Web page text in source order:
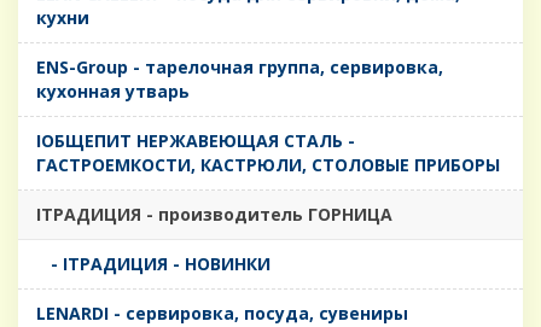
кухни
ENS-Group - тарелочная группа, сервировка,
кухонная утварь
IОБЩЕПИТ НЕРЖАВЕЮЩАЯ СТАЛЬ -
ГАСТРОЕМКОСТИ, КАСТРЮЛИ, СТОЛОВЫЕ ПРИБОРЫ
IТРАДИЦИЯ - производитель ГОРНИЦА
- IТРАДИЦИЯ - НОВИНКИ
LENARDI - сервировка, посуда, сувениры